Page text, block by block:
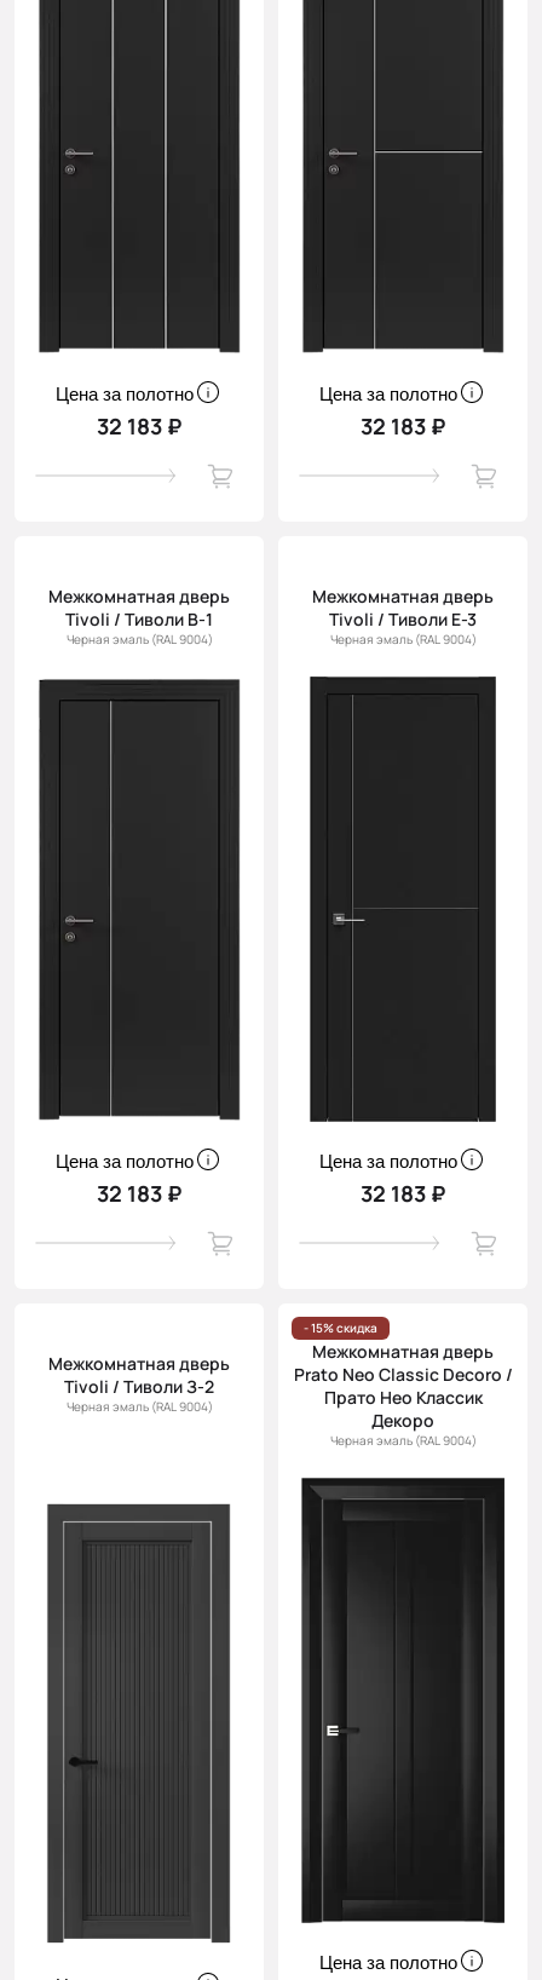
Цена за полотно
32 183 ₽
Цена за полотно
32 183 ₽
Межкомнатная дверь
Tivoli / Тиволи В-1
Черная эмаль (RAL 9004)
Цена за полотно
32 183 ₽
Межкомнатная дверь
Tivoli / Тиволи Е-3
Черная эмаль (RAL 9004)
Цена за полотно
32 183 ₽
Межкомнатная дверь
Tivoli / Тиволи З-2
Черная эмаль (RAL 9004)
- 15% скидка
Межкомнатная дверь
Prato Neo Classic Decoro /
Прато Нео Классик
Декоро
Черная эмаль (RAL 9004)
Цена за полотно